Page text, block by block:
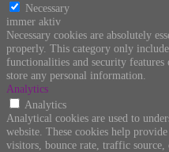
Necessary
immer aktiv
Necessary cookies are absolutely
properly. This category only
functionalities and security
store any personal information.
Analytics
Analytics
Analytical cookies are used to
website. These cookies help
visitors, bounce rate, traffic source,